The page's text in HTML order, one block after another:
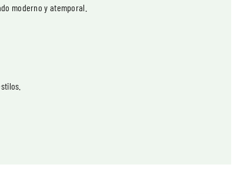
moderno y atemporal.